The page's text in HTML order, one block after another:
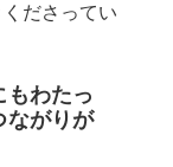
ださってい
もわたっ
ながりが